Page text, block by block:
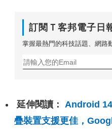
訂閱Ｔ客邦電子日
掌握最熱門的科技話題、網路
延伸閱讀：
Android
疊裝置支援更佳，